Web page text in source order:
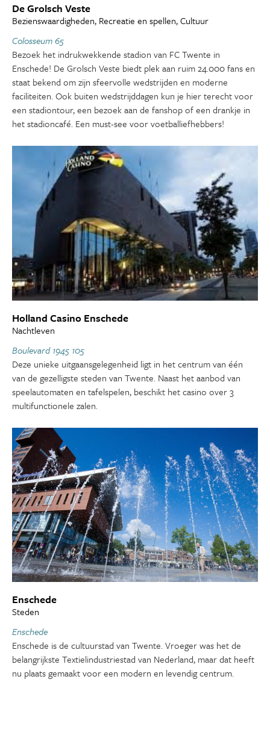
De Grolsch Veste
Bezienswaardigheden, Recreatie en spellen, Cultuur
Colosseum 65
Bezoek het indrukwekkende stadion van FC Twente in
Enschede! De Grolsch Veste biedt plek aan ruim 24.000 fans en
staat bekend om zijn sfeervolle wedstrijden en moderne
faciliteiten. Ook buiten wedstrijddagen kun je hier terecht voor
een stadiontour, een bezoek aan de fanshop of een drankje in
het stadioncafé. Een must-see voor voetballiefhebbers!
Holland Casino Enschede
Nachtleven
Boulevard 1945 105
Deze unieke uitgaansgelegenheid ligt in het centrum van één
van de gezelligste steden van Twente. Naast het aanbod van
speelautomaten en tafelspelen, beschikt het casino over 3
multifunctionele zalen.
Enschede
Steden
Enschede
Enschede is de cultuurstad van Twente. Vroeger was het de
belangrijkste Textielindustriestad van Nederland, maar dat heeft
nu plaats gemaakt voor een modern en levendig centrum.